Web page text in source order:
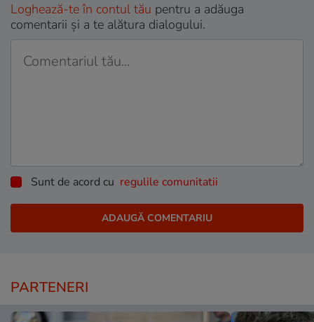
Loghează-te în contul tău pentru a adăuga
comentarii și a te alătura dialogului.
Sunt de acord cu regulile comunitatii
PARTENERI